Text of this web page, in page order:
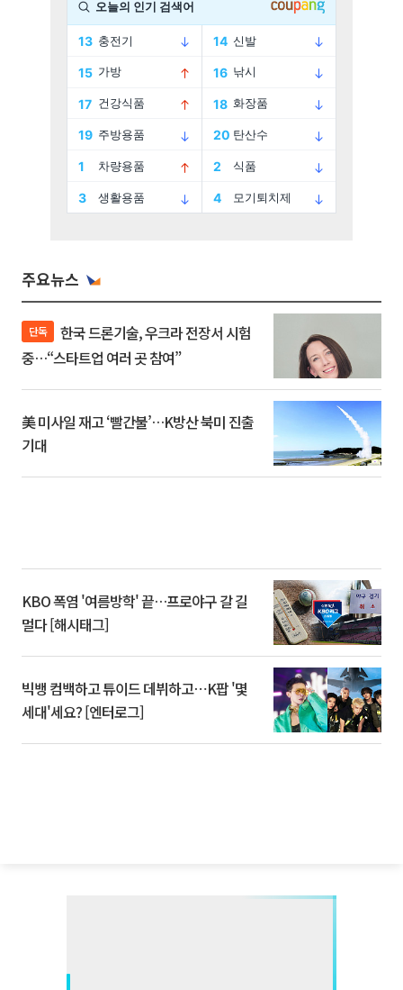
주요뉴스
단독
중…“스타트업 여러 곳 참여”
美 미사일 재고 ‘빨간불’…K방산 북미 진출
기대
KBO 폭염 '여름방학' 끝…프로야구 갈 길
멀다 [해시태그]
빅뱅 컴백하고 튜이드 데뷔하고⋯K팝 '몇
세대'세요? [엔터로그]